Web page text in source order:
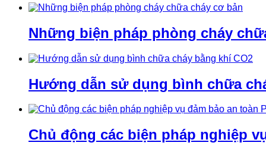
Những biện pháp phòng cháy
Hướng dẫn sử dụng bình chữa
Chủ động các biện pháp nghiệp